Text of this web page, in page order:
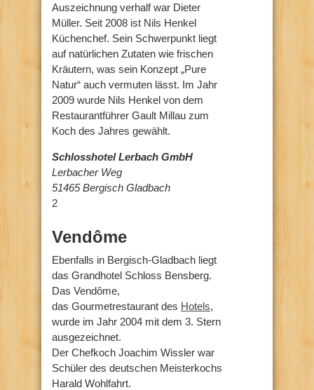
Auszeichnung verhalf war Dieter
Müller. Seit 2008 ist Nils Henkel
Küchenchef. Sein Schwerpunkt liegt
auf natürlichen Zutaten wie frischen
Kräutern, was sein Konzept „Pure
Natur“ auch vermuten lässt. Im Jahr
2009 wurde Nils Henkel von dem
Restaurantführer Gault Millau zum
Koch des Jahres gewählt.
Schlosshotel Lerbach GmbH
Lerbacher Weg
51465 Bergisch Gladbach
2
Vendôme
Ebenfalls in Bergisch-Gladbach liegt
das Grandhotel Schloss Bensberg.
Das Vendôme,
das Gourmetrestaurant des Hotels,
wurde im Jahr 2004 mit dem 3. Stern
ausgezeichnet.
Der Chefkoch Joachim Wissler war
Schüler des deutschen Meisterkochs
Harald Wohlfahrt.